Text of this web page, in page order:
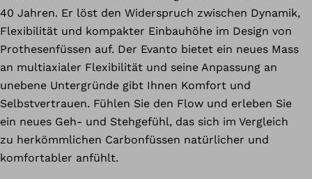
40 Jahren. Er löst den Widerspruch zwischen Dynamik,
Flexibilität und kompakter Einbauhöhe im Design von
Prothesenfüssen auf. Der Evanto bietet ein neues Mass
an multiaxialer Flexibilität und seine Anpassung an
unebene Untergründe gibt Ihnen Komfort und
Selbstvertrauen. Fühlen Sie den Flow und erleben Sie
ein neues Geh- und Stehgefühl, das sich im Vergleich
zu herkömmlichen Carbonfüssen natürlicher und
komfortabler anfühlt.